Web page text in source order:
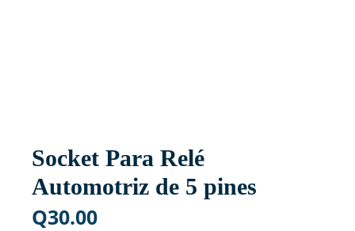
Socket Para Relé
Automotriz de 5 pines
Q30.00